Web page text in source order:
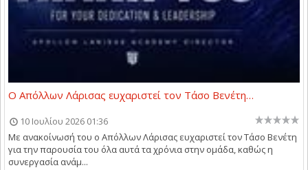
Ο Απόλλων Λάρισας ευχαριστεί τον Τάσο Βενέτη…
10 Ιουλίου 2026 01:36
Με ανακοίνωσή του ο Απόλλων Λάρισας ευχαριστεί τον Τάσο Βενέτη
για την παρουσία του όλα αυτά τα χρόνια στην ομάδα, καθώς η
συνεργασία ανάμ...